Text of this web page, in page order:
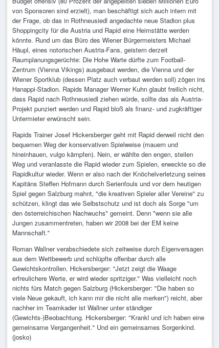
von Sponsoren sind erzielt), man beschäftigt sich auch intern mit
der Frage, ob das in Rothneusiedl angedachte neue Stadion plus
Shoppingcity für die Austria und Rapid eine Heimstätte werden
könnte. Rund um das Büro des Wiener Bürgermeisters Michael
Häupl, eines notorischen Austria-Fans, geistern derzeit
Raumplanungsgerüchte: Die Hohe Warte dürfte zum Football-
Zentrum (Vienna Vikings) ausgebaut werden, die Vienna und der
Wiener Sportklub (dessen Platz auch verbaut werden soll) zögen ins
Hanappi-Stadion. Rapids Manager Werner Kuhn glaubt freilich nicht,
dass Rapid nach Rothneusiedl ziehen würde, sollte das als Austria-
Projekt punziert werden und Rapid bloß als finanz- und zugkräftiger
Untermieter erwünscht sein.
Rapids Trainer Josef Hickersberger geht mit Rapid derweil nicht den
bequemen Weg der konservativen Spielweise (mauern und
hineinhauen, vulgo kämpfen). Nein, er wählte den engen, steilen
Weg und veranlasste die Rapid wieder zum Spielen, erweckte so die
Rapidkultur wieder. Wenn er also nach der Knöchelverletzung seines
Kapitäns Steffen Hofmann durch Serienfouls und vor dem heutigen
Spiel gegen Salzburg mahnt, "die kreativen Spieler aller Vereine" zu
schützen, klingt das wie Selbstschutz und ist doch als Sorge "um
den österreichischen Nachwuchs" gemeint. Denn "wenn sie alle
Jungen zusammentreten, haben wir 2008 bei der EM keine
Mannschaft."
Roman Wallner verabschiedete sich zeitweise durch Eigenversagen
aus dem Wettbewerb und schlüpfte offenbar durch alle
Gewichtskontrollen. Hickersberger: "Jetzt zeigt die Waage
erfreulichere Werte, er wird wieder spritziger." Was vielleicht noch
nichts fürs Match gegen Salzburg (Hickersberger: "Die haben so
viele Neue gekauft, ich kann mir die nicht alle merken") reicht, aber
nachher im Teamkader ist Wallner unter ständiger
(Gewichts-)Beobachtung. Hickersberger: "Krankl und ich haben eine
gemeinsame Vergangenheit." Und ein gemeinsames Sorgenkind.
(josko)